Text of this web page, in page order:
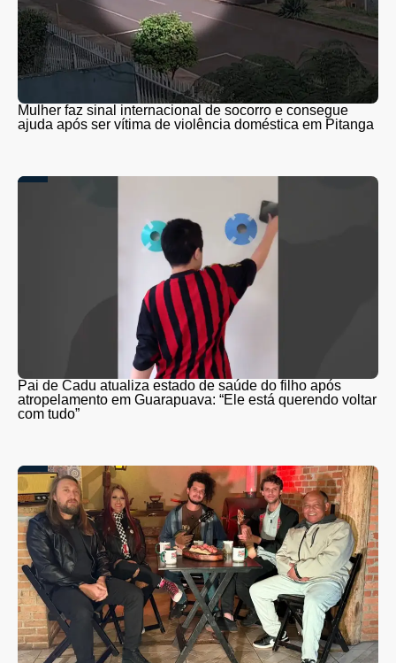
Mulher faz sinal internacional de socorro e consegue
ajuda após ser vítima de violência doméstica em Pitanga
Pai de Cadu atualiza estado de saúde do filho após
atropelamento em Guarapuava: “Ele está querendo voltar
com tudo”